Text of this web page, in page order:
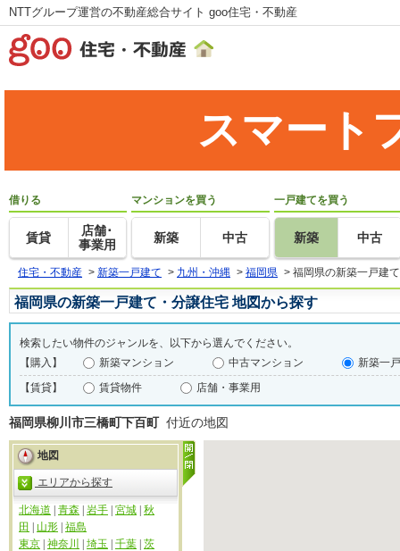
NTTグループ運営の不動産総合サイト goo住宅・不動産
スマート
借りる
賃貸
店舗･
事業用
マンションを買う
新築 中古
一戸建てを買う
新築 中古
住宅・不動産 > 新築一戸建て > 九州・沖縄 > 福岡県 > 福岡県の新築一戸建
福岡県の新築一戸建て・分譲住宅 地図から探す
検索したい物件のジャンルを、以下から選んでください。
【購入】
新築マンション 中古マンション
新築一
【賃貸】
賃貸物件 店舗・事業用
福岡県柳川市三橋町下百町付近の地図
地図
エリアから探す
北海道 青森 岩手 宮城 秋
田
山形 福島
東京 神奈川 埼玉 千葉 茨